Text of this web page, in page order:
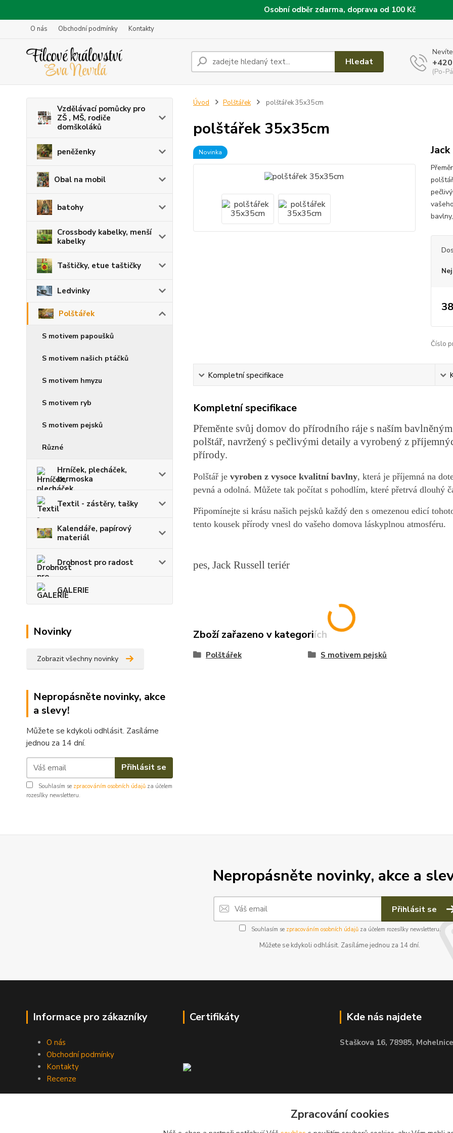
Osobní odběr zdarma, doprava od 100 Kč
O nás Obchodní podmínky Kontakty
Hledat
(Po-
Vzdělávací pomůcky pro
ZŠ , MŠ, rodiče
domškoláků
peněženky
Obal na mobil
batohy
Crossbody kabelky, menší
kabelky
Taštičky, etue taštičky
Ledvinky
Polštářek
S motivem papoušků
S motivem našich ptáčků
S motivem hmyzu
S motivem ryb
S motivem pejsků
Různé
Hrníček, plecháček,
termoska
Textil - zástěry, tašky
Kalendáře, papírový
materiál
Drobnost pro radost
GALERIE
Novinky
Zobrazit všechny novinky
Nepropásněte novinky, akce
a slevy!
Můžete se kdykoli odhlásit. Zasíláme
jednou za 14 dní.
Přihlásit se
Souhlasím se zpracováním osobních údajů za účelem
rozesílky newsletteru.
Úvod Polštářek polštářek 35x35cm
polštářek 35x35cm
Novinka
Číslo
Kompletní specifikace
Kompletní specifikace
Přeměnte svůj domov do přírodního ráje s naším
polštář, navržený s pečlivými detaily a vyrobený z
přírody.
Polštář je vyroben z vysoce kvalitní bavlny, která je příjemná na
pevná a odolná. Můžete tak počítat s pohodlím, které přetrvá dlouhý
Připomínejte si krásu našich pejsků každý den s omezenou edicí
tento kousek přírody vnesl do vašeho domova láskyplnou atmosféru.
pes, Jack Russell teriér
Zboží zařazeno v kategoriích
Polštářek S motivem pejsků
Nepropásněte novinky, akce a
Přihlásit se
Souhlasím se zpracováním osobních údajůza účelem rozesílky newsletteru.
Můžete se kdykoli odhlásit. Zasíláme jednou za 14 dní.
Informace pro zákazníky
O nás
Obchodní podmínky
Kontakty
Recenze
Certifikáty Kde nás najdete
Staškova 16, 78985, Mohelnice
Zpracování cookies